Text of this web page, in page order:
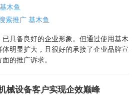
基木鱼
索推广 基木鱼
具备良好的企业形象。但通过使用基木
明显扩大，且很好的承接了企业品牌宣
的推广诉求。
械设备客户实现企效巅峰